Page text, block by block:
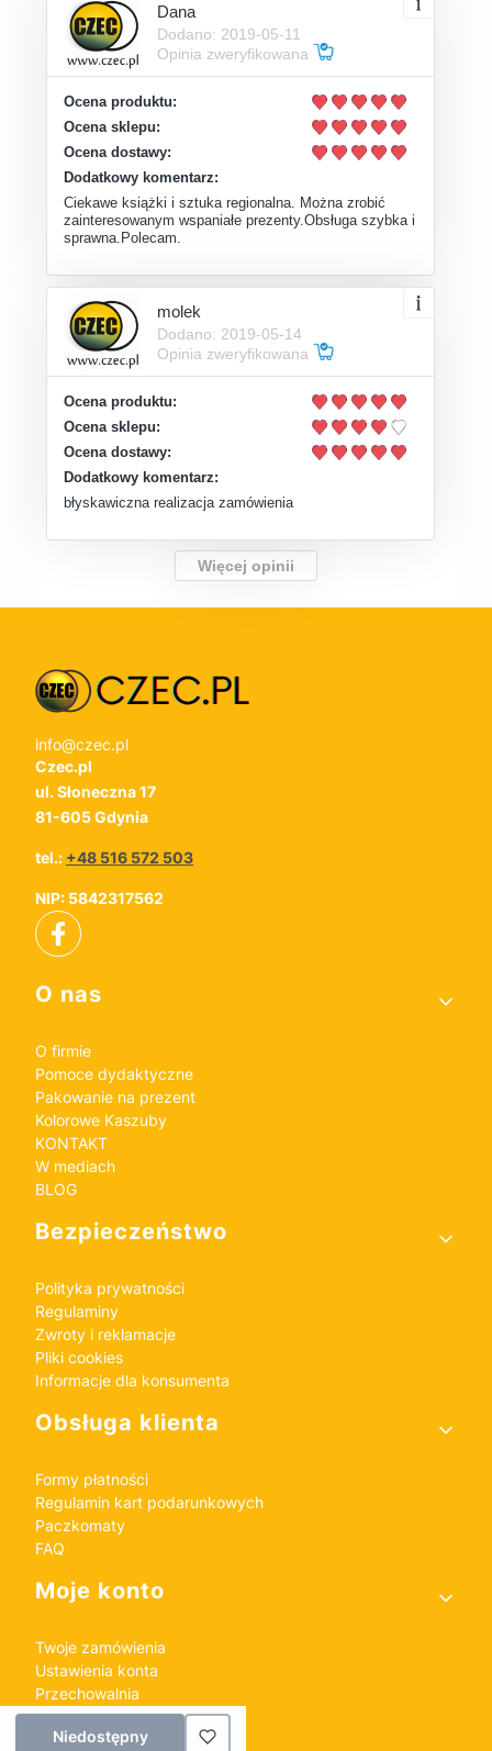
Dana
Dodano: 2019-05-11
Opinia zweryfikowana
Ocena produktu:
Ocena sklepu:
Ocena dostawy:
Dodatkowy komentarz:
Ciekawe książki i sztuka regionalna. Można zrobić
zainteresowanym wspaniałe prezenty.Obsługa szybka i
sprawna.Polecam.
molek
Dodano: 2019-05-14
Opinia zweryfikowana
Ocena produktu:
Ocena sklepu:
Ocena dostawy:
Dodatkowy komentarz:
błyskawiczna realizacja zamówienia
Więcej opinii
info@czec.pl
Czec.pl
ul. Słoneczna 17
81-605 Gdynia
tel.: +48 516 572 503
NIP: 5842317562
Linki w stopce
O nas
O firmie
Pomoce dydaktyczne
Pakowanie na prezent
Kolorowe Kaszuby
KONTAKT
W mediach
BLOG
Bezpieczeństwo
Polityka prywatności
Regulaminy
Zwroty i reklamacje
Pliki cookies
Informacje dla konsumenta
Obsługa klienta
Formy płatności
Regulamin kart podarunkowych
Paczkomaty
FAQ
Moje konto
Twoje zamówienia
Ustawienia konta
Przechowalnia
Niedostępny